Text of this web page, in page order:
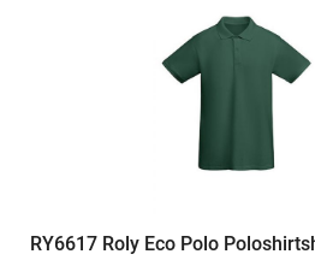
RY6617 Roly Eco Polo